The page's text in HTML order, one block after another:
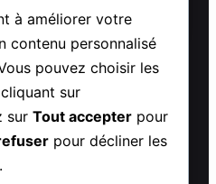
droits réservés.
à améliorer votre
contenu personnalisé
pouvez choisir les
sur
sur Tout accepter pour
pour décliner les